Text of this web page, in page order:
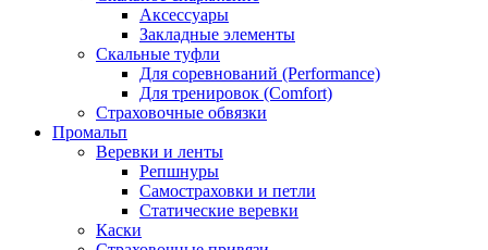
Аксессуары
Закладные элементы
Скальные туфли
Для соревнований (Performance)
Для тренировок (Comfort)
Страховочные обвязки
Промальп
Веревки и ленты
Репшнуры
Самостраховки и петли
Статические веревки
Каски